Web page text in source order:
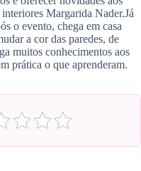
Margarida Nader.Já
o evento, chega em casa
a cor das paredes, de
muitos conhecimentos aos
prática o que aprenderam.